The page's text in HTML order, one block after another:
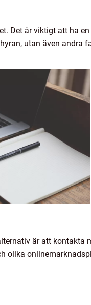
Det är viktigt att ha
utan även andra
är att kontakta
olika